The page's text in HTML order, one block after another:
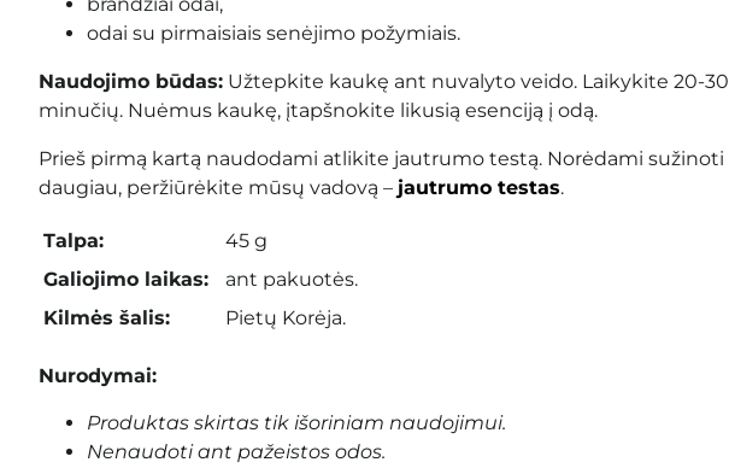
odai su pirmaisiais senėjimo požymiais.
Naudojimo būdas: Užtepkite kaukę ant nuvalyto veido. Laikykite 20-30
minučių. Nuėmus kaukę, įtapšnokite likusią esenciją į odą.
Prieš pirmą kartą naudodami atlikite jautrumo testą. Norėdami sužinoti
daugiau, peržiūrėkite mūsų vadovą – jautrumo testas.
Talpa:
45 g
Galiojimo laikas:
ant pakuotės.
Kilmės šalis:
Pietų Korėja.
Nurodymai:
Produktas skirtas tik išoriniam naudojimui.
Nenaudoti ant pažeistos odos.